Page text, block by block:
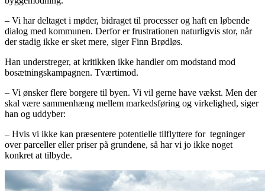
– Vi har deltaget i møder, bidraget til processer og haft en løbende
dialog med kommunen. Derfor er frustrationen naturligvis stor, når
der stadig ikke er sket mere, siger Finn Brødløs.
Han understreger, at kritikken ikke handler om modstand mod
bosætningskampagnen. Tværtimod.
– Vi ønsker flere borgere til byen. Vi vil gerne have vækst. Men der
skal være sammenhæng mellem markedsføring og virkelighed, siger
han og uddyber:
– Hvis vi ikke kan præsentere potentielle tilflyttere for tegninger
over parceller eller priser på grundene, så har vi jo ikke noget
konkret at tilbyde.